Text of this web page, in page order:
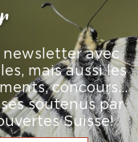
newsletter avec
mais aussi les
concours…
soutenus par
Suisse!